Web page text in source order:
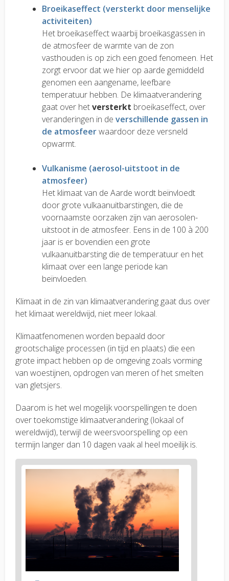
Broeikaseffect (versterkt door menselijke
activiteiten)
Het broeikaseffect waarbij broeikasgassen in
de atmosfeer de warmte van de zon
vasthouden is op zich een goed fenomeen. Het
zorgt ervoor dat we hier op aarde gemiddeld
genomen een aangename, leefbare
temperatuur hebben. De klimaatverandering
gaat over hetversterkt broeikaseffect, over
veranderingen in de verschillende gassen in
de atmosfeerwaardoor deze versneld
opwarmt.
Vulkanisme (aerosol-uitstoot in de
atmosfeer)
Het klimaat van de Aarde wordt beïnvloedt
door grote vulkaanuitbarstingen, die de
voornaamste oorzaken zijn van aerosolen-
uitstoot in de atmosfeer. Eens in de 100 à 200
jaar is er bovendien een grote
vulkaanuitbarsting die de temperatuur en het
klimaat over een lange periode kan
beïnvloeden.
Klimaat in de zin van klimaatverandering gaat dus over
het klimaat wereldwijd, niet meer lokaal.
Klimaatfenomenen worden bepaald door
grootschalige processen (in tijd en plaats) die een
grote impact hebben op de omgeving zoals vorming
van woestijnen, opdrogen van meren of het smelten
van gletsjers.
Daarom is het wel mogelijk voorspellingen te doen
over toekomstige klimaatverandering (lokaal of
wereldwijd), terwijl de weersvoorspelling op een
termijn langer dan 10 dagen vaak al heel moeilijk is.